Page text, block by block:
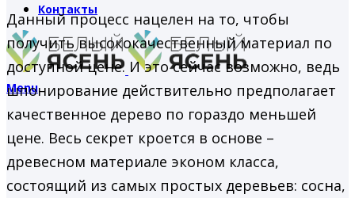
Контакты
Menu
Данный процесс нацелен на то, чтобы
получить высококачественный материал по
доступной цене. И это сейчас возможно, ведь
шпонирование действительно предполагает
качественное дерево по гораздо меньшей
цене. Весь секрет кроется в основе –
древесном материале эконом класса,
состоящий из самых простых деревьев: сосна,